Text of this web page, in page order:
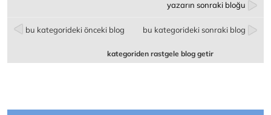
yazarın sonraki bloğu
bu kategorideki önceki blog bu kategorideki sonraki blog
kategoriden rastgele blog getir